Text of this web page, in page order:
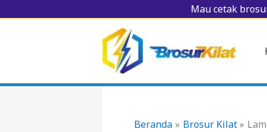
Mau cetak
Beranda Brosur Kilat